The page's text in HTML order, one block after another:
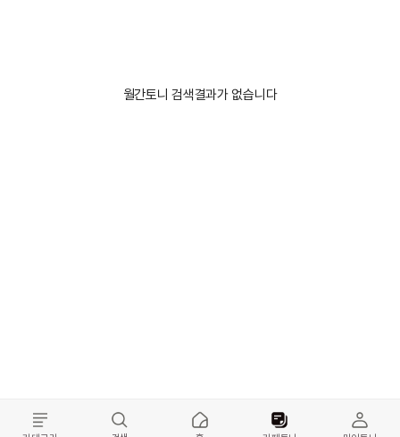
월간토니 검색결과가 없습니다